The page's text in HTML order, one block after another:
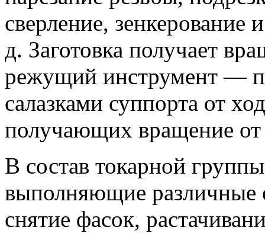
сверление, зенкерование
д. Заготовка получает
режущий инструмент —
салазками суппорта от
получающих вращение от
В состав токарной
выполняющие различные
снятие фасок,